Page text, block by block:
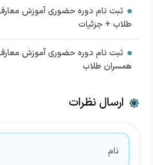
ثبت نام دوره حضوری آموزش
طلاب + جزئیات
ثبت نام دوره حضوری آموزش
همسران طلاب
ارسال نظرات